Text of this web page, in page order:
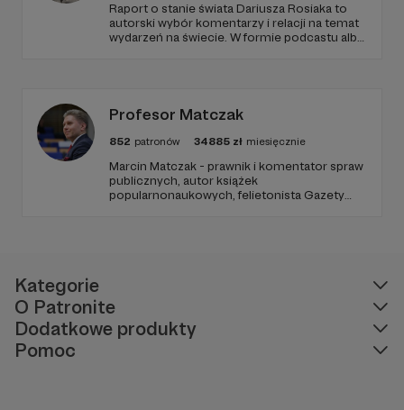
Raport o stanie świata Dariusza Rosiaka to
autorski wybór komentarzy i relacji na temat
wydarzeń na świecie. W formie podcastu albo
Profesor Matczak
852 patronów 34885 zł miesięcznie
Marcin Matczak - prawnik i komentator spraw
publicznych, autor książek
popularnonaukowych, felietonista Gazety
Kategorie
O Patronite
Dodatkowe produkty
Pomoc